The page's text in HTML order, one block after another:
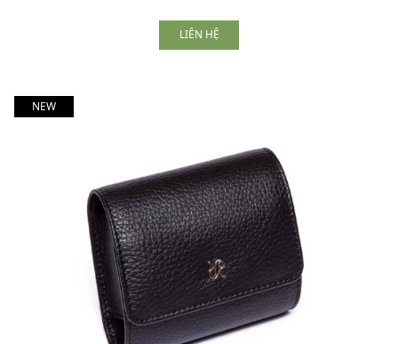
LIÊN HỆ
NEW